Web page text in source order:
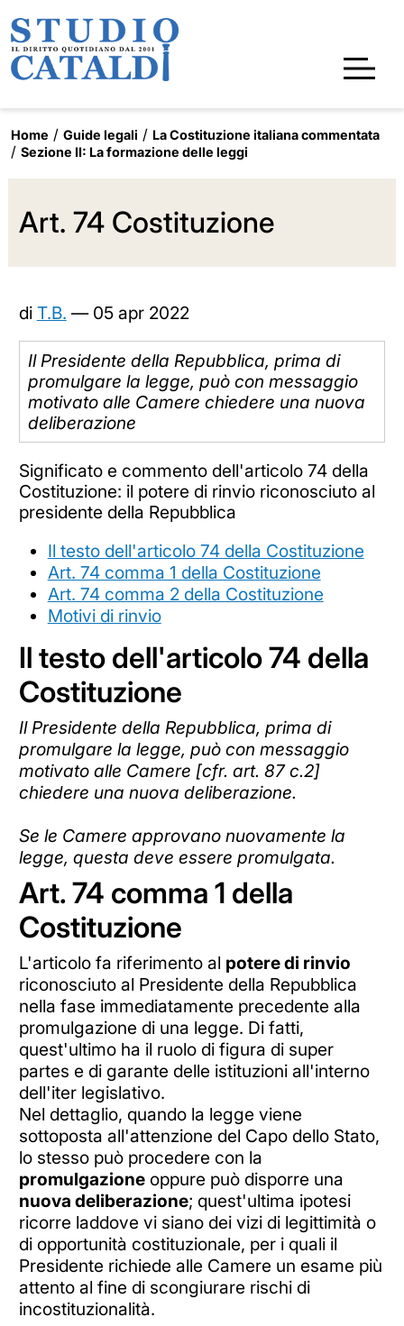
Home Guide legali
La Costituzione italiana commentata
Sezione II: La formazione delle leggi
Art. 74 Costituzione
di T.B. — 05 apr 2022
Il Presidente della Repubblica, prima di
promulgare la legge, può con messaggio
motivato alle Camere chiedere una nuova
deliberazione
Significato e commento dell'articolo 74 della
Costituzione: il potere di rinvio riconosciuto al
presidente della Repubblica
Il testo dell'articolo 74 della Costituzione
Art. 74 comma 1 della Costituzione
Art. 74 comma 2 della Costituzione
Motivi di rinvio
Il testo dell'articolo 74 della
Costituzione
Il Presidente della Repubblica, prima di
promulgare la legge, può con messaggio
motivato alle Camere [cfr. art. 87 c.2]
chiedere una nuova deliberazione.
Se le Camere approvano nuovamente la
legge, questa deve essere promulgata.
Art. 74 comma 1 della
Costituzione
L'articolo fa riferimento al potere di rinvio
riconosciuto al Presidente della Repubblica
nella fase immediatamente precedente alla
promulgazione di una legge. Di fatti,
quest'ultimo ha il ruolo di figura di super
partes e di garante delle istituzioni all'interno
dell'iter legislativo.
Nel dettaglio, quando la legge viene
sottoposta all'attenzione del Capo dello Stato,
lo stesso può procedere con la
promulgazioneoppure può disporre una
nuova deliberazione; quest'ultima ipotesi
ricorre laddove vi siano dei vizi di legittimità o
di opportunità costituzionale, per i quali il
Presidente richiede alle Camere un esame più
attento al fine di scongiurare rischi di
incostituzionalità.